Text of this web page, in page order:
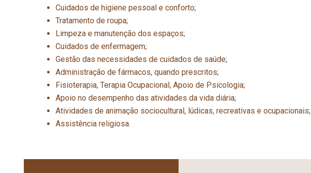
Cuidados de higiene pessoal e conforto;
Tratamento de roupa;
Limpeza e manutenção dos espaços;
Cuidados de enfermagem;
Gestão das necessidades de cuidados de saúde;
Administração de fármacos, quando prescritos;
Fisioterapia, Terapia Ocupacional, Apoio de Psicologia;
Apoio no desempenho das atividades da vida diária;
Atividades de animação sociocultural, lúdicas, recreativas e ocupacionais;
Assistência religiosa.